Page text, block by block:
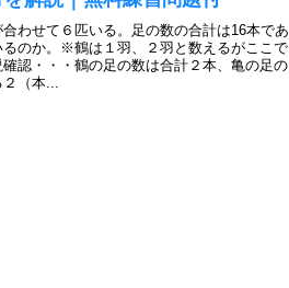
わせて６匹いる。足の数の合計は16本であ
のか。※鶴は１羽、２羽と数えるがここで
認・・・鶴の足の数は合計２本、亀の足の
（本...